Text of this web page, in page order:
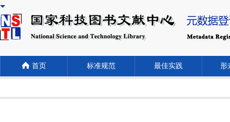
首页 标准规范 最佳实践 形